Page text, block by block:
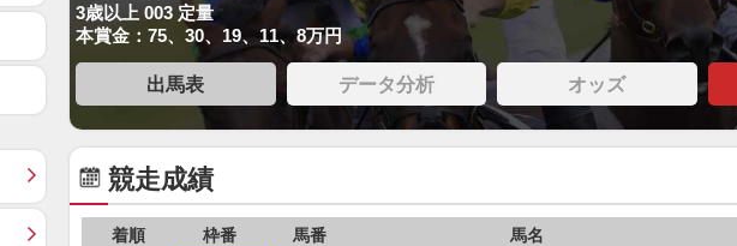
3歳以上 003 定量
本賞金：75、30、19、11、8万円
出馬表 データ分析 オッズ
競走成績
着順 枠番 馬番 馬名